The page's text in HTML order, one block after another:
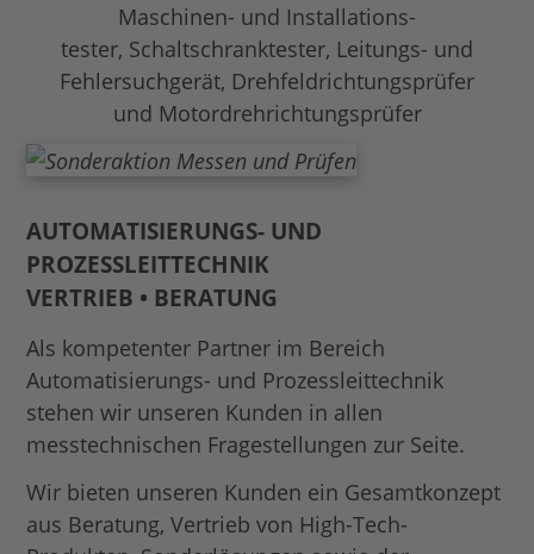
Maschinen- und Installations-
tester, Schaltschranktester, Leitungs- und
Fehlersuchgerät, Drehfeldrichtungsprüfer
und Motordrehrichtungsprüfer
AUTOMATISIERUNGS- UND
PROZESSLEITTECHNIK
VERTRIEB • BERATUNG
Als kompetenter Partner im Bereich
Automatisierungs- und Prozessleittechnik
stehen wir unseren Kunden in allen
messtechnischen Frage­stellungen zur Seite.
Wir bieten unseren Kunden ein Gesamtkonzept
aus Beratung, Vertrieb von High-Tech-